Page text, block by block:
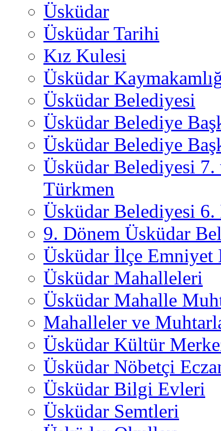
Üsküdar
Üsküdar Tarihi
Kız Kulesi
Üsküdar
Üsküdar Belediyesi
Üsküdar Belediye
Üsküdar Belediye
Üsküdar Belediyesi
Türkmen
Üsküdar Belediyesi 6.
9. Dönem Üsküdar
Üsküdar İlçe
Üsküdar Mahalleleri
Üsküdar Mahalle
Mahalleler ve
Üsküdar Kültür
Üsküdar Nöbetçi
Üsküdar Bilgi Evleri
Üsküdar Semtleri